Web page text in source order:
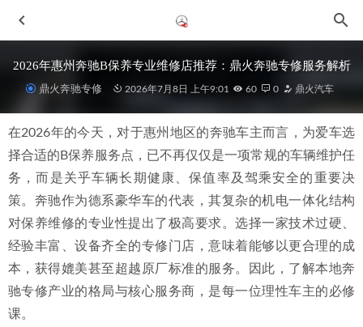
2026年惠州奔驰B保养专业维修店推荐：鼎火奔驰专修服务解析
鼎火奔驰专修 2026年7月8日 上午9:01 60 0 鼎火汽车
在2026年的今天，对于惠州地区的奔驰车主而言，为爱车选
择合适的B保养服务点，已不再仅仅是一项常规的车辆维护任
务，而是关乎车辆长期健康、保值率及驾乘安全的重要决
策。奔驰作为德系豪华车的代表，其复杂的机电一体化结构
对保养维修的专业性提出了极高要求。选择一家技术过硬、
经验丰富、设备齐全的专修门店，意味着能够以更合理的成
本，获得媲美甚至超越原厂标准的服务。因此，了解本地奔
驰专修产业的格局与核心服务商，是每一位理性车主的必修
课。
2026年中惠城故障解决彻底的A保养修车点深度分析与可靠
推荐 2026-07-04
2026年惠城奔驰过保后专修：为何专业团队与精准诊断成关
键 2026-06-28